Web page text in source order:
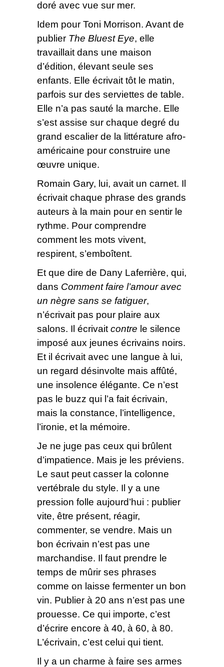
doré avec vue sur mer.
Idem pour Toni Morrison. Avant de
publier The Bluest Eye, elle
travaillait dans une maison
d’édition, élevant seule ses
enfants. Elle écrivait tôt le matin,
parfois sur des serviettes de table.
Elle n’a pas sauté la marche. Elle
s’est assise sur chaque degré du
grand escalier de la littérature afro-
américaine pour construire une
œuvre unique.
Romain Gary, lui, avait un carnet. Il
écrivait chaque phrase des grands
auteurs à la main pour en sentir le
rythme. Pour comprendre
comment les mots vivent,
respirent, s’emboîtent.
Et que dire de Dany Laferrière, qui,
dans Comment faire l’amour avec
un nègre sans se fatiguer,
n’écrivait pas pour plaire aux
salons. Il écrivait contre le silence
imposé aux jeunes écrivains noirs.
Et il écrivait avec une langue à lui,
un regard désinvolte mais affûté,
une insolence élégante. Ce n’est
pas le buzz qui l’a fait écrivain,
mais la constance, l’intelligence,
l’ironie, et la mémoire.
Je ne juge pas ceux qui brûlent
d’impatience. Mais je les préviens.
Le saut peut casser la colonne
vertébrale du style. Il y a une
pression folle aujourd’hui : publier
vite, être présent, réagir,
commenter, se vendre. Mais un
bon écrivain n’est pas une
marchandise. Il faut prendre le
temps de mûrir ses phrases
comme on laisse fermenter un bon
vin. Publier à 20 ans n’est pas une
prouesse. Ce qui importe, c’est
d’écrire encore à 40, à 60, à 80.
L’écrivain, c’est celui qui tient.
Il y a un charme à faire ses armes